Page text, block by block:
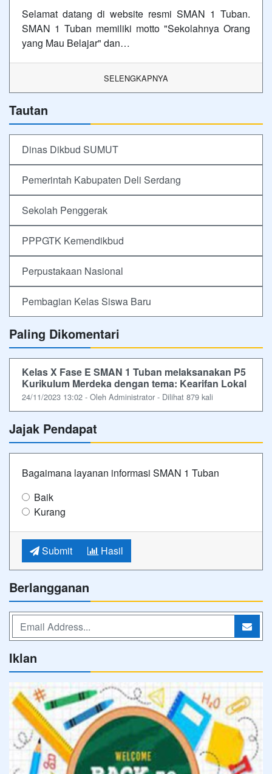
Selamat datang di website resmi SMAN 1 Tuban.
SMAN 1 Tuban memiliki motto "Sekolahnya Orang
yang Mau Belajar" dan…
SELENGKAPNYA
Tautan
Dinas Dikbud SUMUT
Pemerintah Kabupaten Deli Serdang
Sekolah Penggerak
PPPGTK Kemendikbud
Perpustakaan Nasional
Pembagian Kelas Siswa Baru
Paling Dikomentari
Kelas X Fase E SMAN 1 Tuban melaksanakan P5
Kurikulum Merdeka dengan tema: Kearifan Lokal
24/11/2023 13:02 - Oleh Administrator - Dilihat 879 kali
Jajak Pendapat
Bagaimana layanan informasi SMAN 1 Tuban
Baik
Kurang
Submit Hasil
Berlangganan
Iklan